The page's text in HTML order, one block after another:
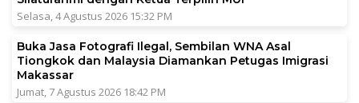
Selasa, 4 Agustus 2026 15:32 PM
Buka Jasa Fotografi Ilegal, Sembilan WNA Asal
Tiongkok dan Malaysia Diamankan Petugas Imigrasi
Makassar
Jumat, 7 Agustus 2026 18:42 PM